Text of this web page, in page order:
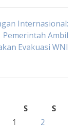
Internasional:
Pemerintah Ambil
Evakuasi WNI
S
S
1
2